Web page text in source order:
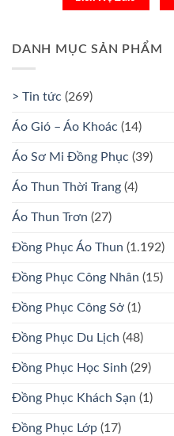
DANH MỤC SẢN PHẨM
> Tin tức (269)
Áo Gió – Áo Khoác (14)
Áo Sơ Mi Đồng Phục (39)
Áo Thun Thời Trang (4)
Áo Thun Trơn (27)
Đồng Phục Áo Thun (1.192)
Đồng Phục Công Nhân (15)
Đồng Phục Công Sở (1)
Đồng Phục Du Lịch (48)
Đồng Phục Học Sinh (29)
Đồng Phục Khách Sạn (1)
Đồng Phục Lớp (17)